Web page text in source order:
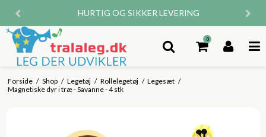
HURTIG OG SIKKER LEVERING
0
Forside / Shop / Legetøj / Rollelegetøj / Legesæt /
Magnetiske dyr i træ - Savanne - 4 stk